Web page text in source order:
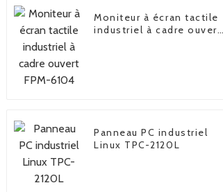
Moniteur à écran tactile
industriel à cadre ouvert
Panneau PC industriel
Linux TPC-2120L